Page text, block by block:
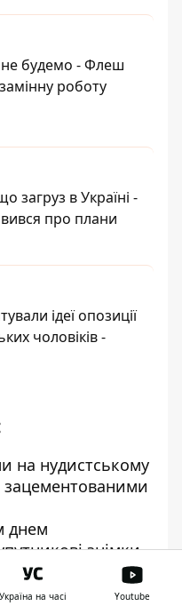
не будемо - Флеш
роботу
загруз в Україні -
про плани
ідеї опозиції
чоловіків -
на нудистському
зацементованими
днем
знімки
України
на осінь
Україна на часі Youtube